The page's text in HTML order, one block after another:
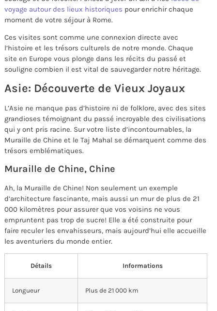
voyage autour des lieux historiques pour enrichir chaque
moment de votre séjour à Rome.
Ces visites sont comme une connexion directe avec
l’histoire et les trésors culturels de notre monde. Chaque
site en Europe vous plonge dans les récits du passé et
souligne combien il est vital de sauvegarder notre héritage.
Asie: Découverte de Vieux Joyaux
L’Asie ne manque pas d’histoire ni de folklore, avec des sites
grandioses témoignant du passé incroyable des civilisations
qui y ont pris racine. Sur votre liste d’incontournables, la
Muraille de Chine et le Taj Mahal se démarquent comme des
trésors emblématiques.
Muraille de Chine, Chine
Ah, la Muraille de Chine! Non seulement un exemple
d’architecture fascinante, mais aussi un mur de plus de 21
000 kilomètres pour assurer que vos voisins ne vous
empruntent pas trop de sucre! Elle a été construite pour
faire reculer les envahisseurs, mais aujourd’hui elle accueille
les aventuriers du monde entier.
Détails Informations
Longueur Plus de 21 000 km